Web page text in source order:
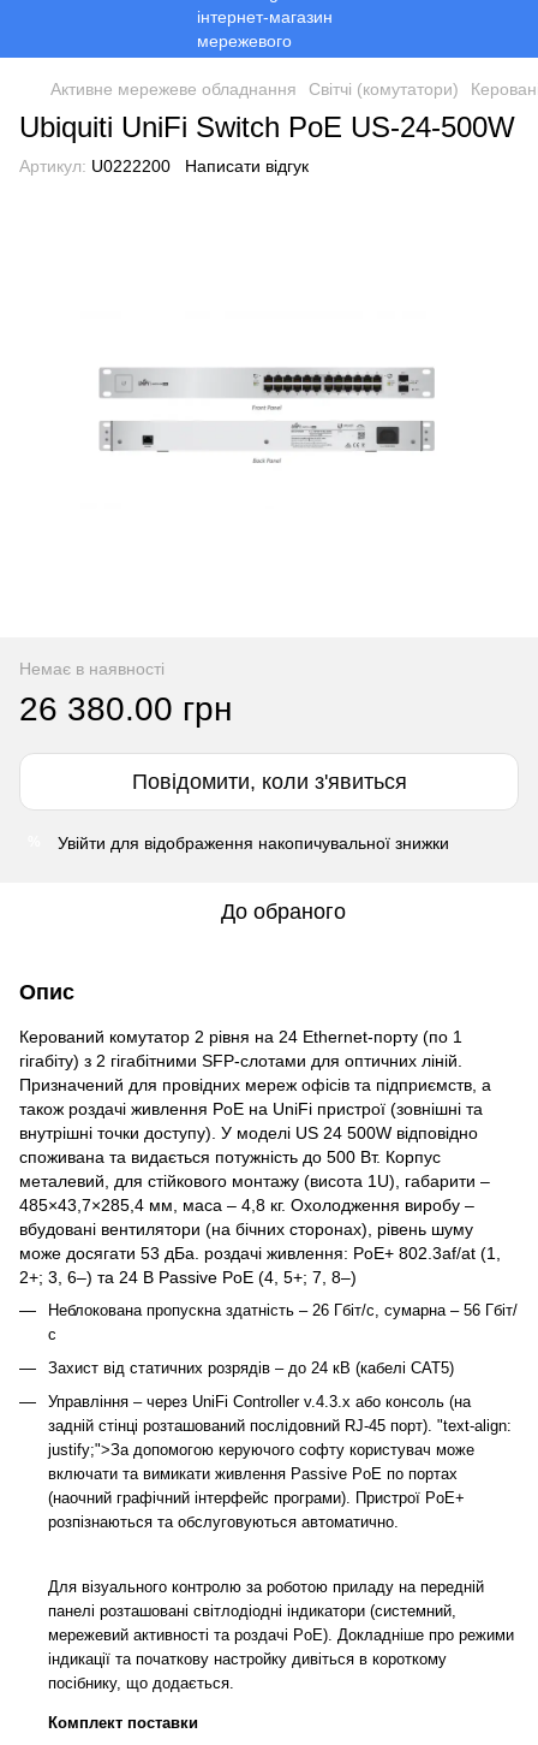
Активне мережеве обладнання Світчі (комутатори)
Ubiquiti UniFi Switch PoE US-24-500W
Артикул: U0222200 Написати відгук
Немає в наявності
26 380.00 грн
Повідомити, коли з'явиться
Увійти для відображення накопичувальної знижки
До обраного
Опис
Керований комутатор 2 рівня на 24 Ethernet-порту (по 1
гігабіту) з 2 гігабітними SFP-слотами для оптичних ліній.
Призначений для провідних мереж офісів та підприємств, а
також роздачі живлення PoE на UniFi пристрої (зовнішні та
внутрішні точки доступу). У моделі US 24 500W відповідно
споживана та видається потужність до 500 Вт. Корпус
металевий, для стійкового монтажу (висота 1U), габарити –
485×43,7×285,4 мм, маса – 4,8 кг. Охолодження виробу –
вбудовані вентилятори (на бічних сторонах), рівень шуму
може досягати 53 дБа. роздачі живлення: PoE+ 802.3af/at (1,
2+; 3, 6–) та 24 В Passive PoE (4, 5+; 7, 8–)
Неблокована пропускна здатність – 26 Гбіт/с, сумарна – 56 Гбіт/
с
Захист від статичних розрядів – до 24 кВ (кабелі CAT5)
Управління – через UniFi Controller v.4.3.х або консоль (на
задній стінці розташований послідовний RJ-45 порт). "text-align:
justify;">За допомогою керуючого софту користувач може
включати та вимикати живлення Passive PoE по портах
(наочний графічний інтерфейс програми). Пристрої PoE+
розпізнаються та обслуговуються автоматично.
Для візуального контролю за роботою приладу на передній
панелі розташовані світлодіодні індикатори (системний,
мережевий активності та роздачі PoE). Докладніше про режими
індикації та початкову настройку дивіться в короткому
посібнику, що додається.
Комплект поставки